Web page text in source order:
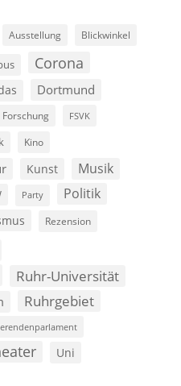
Ausstellung Blickwinkel
Corona
Dortmund
Forschung FSVK
Kino
Kunst Musik
Party Politik
Rezension
Ruhr-Universität
Ruhrgebiet
Uni